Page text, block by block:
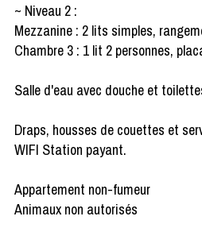
~ Niveau 2 :
Mezzanine : 2 lits simples,
Chambre 3 : 1 lit 2 personnes,
Salle d'eau avec douche et
Draps, housses de couettes et
WIFI Station payant.
Appartement non-fumeur
Animaux non autorisés